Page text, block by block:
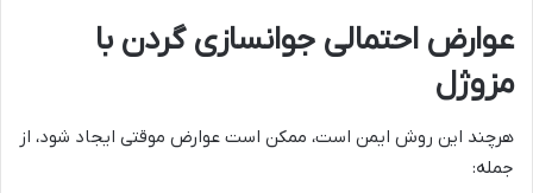
عوارض احتمالی جوانسازی گردن با
مزوژل
هرچند این روش ایمن است، ممکن است عوارض موقتی ایجاد شود، از
جمله: